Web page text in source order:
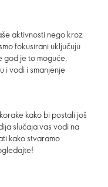
aktivnosti nego kroz
fokusirani uključuju
god je to moguće,
i vodi i smanjenje
kako bi postali još
slučaja vas vodi na
kako stvaramo